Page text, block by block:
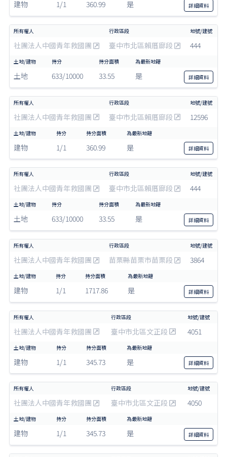
建物 1/1 360.99 是 詳細資料
社團法人中國青年救國團 臺中市北區賴厝廍段 444
土地 633/10000 33.55 是 詳細資料
社團法人中國青年救國團 臺中市北區賴厝廍段 12596
建物 1/1 360.99 是 詳細資料
社團法人中國青年救國團 臺中市北區賴厝廍段 444
土地 633/10000 33.55 是 詳細資料
社團法人中國青年救國團 苗栗縣苗栗市苗栗段 3864
建物 1/1 1717.86 是 詳細資料
社團法人中國青年救國團 臺中市北區文正段 4051
建物 1/1 345.73 是 詳細資料
社團法人中國青年救國團 臺中市北區文正段 4050
建物 1/1 345.73 是 詳細資料